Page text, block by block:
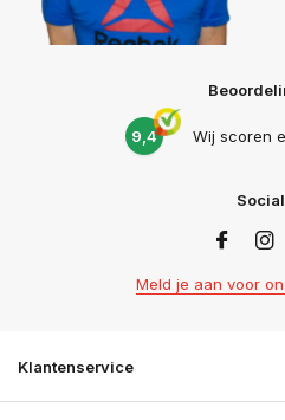
9,4 Wij scoren
Meld je aan voor
Klantenservice